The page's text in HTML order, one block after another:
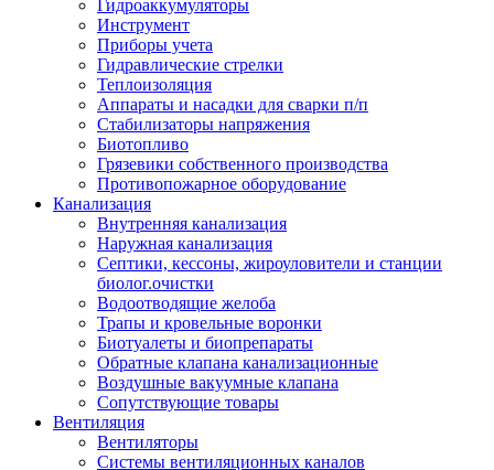
Гидроаккумуляторы
Инструмент
Приборы учета
Гидравлические стрелки
Теплоизоляция
Аппараты и насадки для сварки п/п
Стабилизаторы напряжения
Биотопливо
Грязевики собственного производства
Противопожарное оборудование
Канализация
Внутренняя канализация
Наружная канализация
Септики, кессоны, жироуловители и станции
биолог.очистки
Водоотводящие желоба
Трапы и кровельные воронки
Биотуалеты и биопрепараты
Обратные клапана канализационные
Воздушные вакуумные клапана
Сопутствующие товары
Вентиляция
Вентиляторы
Системы вентиляционных каналов